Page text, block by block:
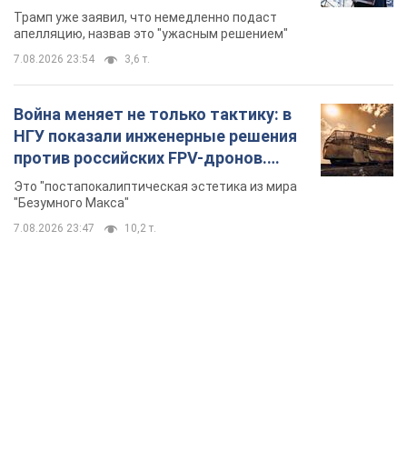
бального зала стоимостью 400 млн
долларов
Трамп уже заявил, что немедленно подаст
апелляцию, назвав это "ужасным решением"
7.08.2026 23:54 3,6 т.
Война меняет не только тактику: в
НГУ показали инженерные решения
против российских FPV-дронов.
Фото
Это "постапокалиптическая эстетика из мира
"Безумного Макса"
7.08.2026 23:47 10,2 т.